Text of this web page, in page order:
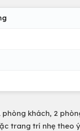
khách, 2
trang trí nhẹ theo ý